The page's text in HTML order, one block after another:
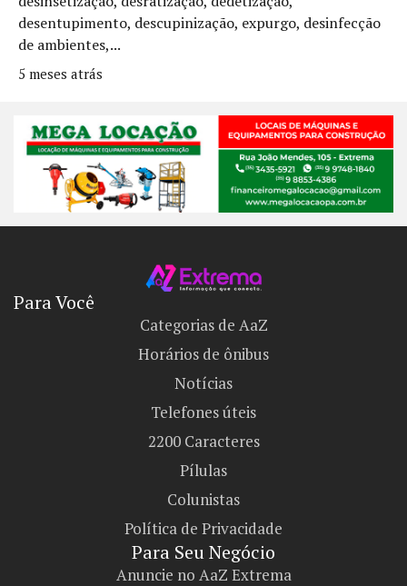
desentupimento, descupinização, expurgo, desinfecção
de ambientes,...
5 meses atrás
Para Você
Categorias de AaZ
Horários de ônibus
Notícias
Telefones úteis
2200 Caracteres
Pílulas
Colunistas
Política de Privacidade
Para Seu Negócio​
Anuncie no AaZ Extrema